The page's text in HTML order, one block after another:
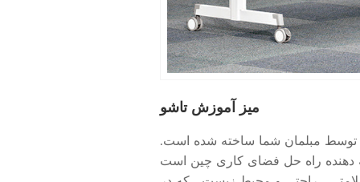
میز آموزش تاشو
مبلمان شما ساخته شده است.
دهنده راه حل فضای کاری چین است